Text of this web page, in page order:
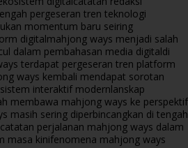
pergeseran tren teknologi
momentum baru seiring
digitalmahjong ways menjadi salah
dalam pembahasan media digitaldi
terdapat pergeseran tren platform
ways kembali mendapat sorotan
interaktif modernlanskap
membawa mahjong ways ke perspektif
masih sering diperbincangkan di tengah
catatan perjalanan mahjong ways dalam
masa kinifenomena mahjong ways